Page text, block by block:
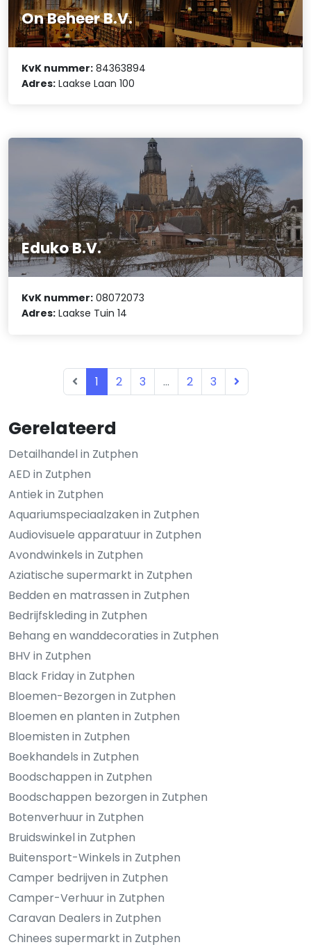
Gerelateerd
Detailhandel in Zutphen
AED in Zutphen
Antiek in Zutphen
Aquariumspeciaalzaken in Zutphen
Audiovisuele apparatuur in Zutphen
Avondwinkels in Zutphen
Aziatische supermarkt in Zutphen
Bedden en matrassen in Zutphen
Bedrijfskleding in Zutphen
Behang en wanddecoraties in Zutphen
BHV in Zutphen
Black Friday in Zutphen
Bloemen-Bezorgen in Zutphen
Bloemen en planten in Zutphen
Bloemisten in Zutphen
Boekhandels in Zutphen
Boodschappen in Zutphen
Boodschappen bezorgen in Zutphen
Botenverhuur in Zutphen
Bruidswinkel in Zutphen
Buitensport-Winkels in Zutphen
Camper bedrijven in Zutphen
Camper-Verhuur in Zutphen
Caravan Dealers in Zutphen
Chinees supermarkt in Zutphen
On Beheer B.V.
KvK nummer: 84363894
Adres: Laakse Laan 100
Eduko B.V.
KvK nummer: 08072073
Adres: Laakse Tuin 14
1 2 3 ... 2 3